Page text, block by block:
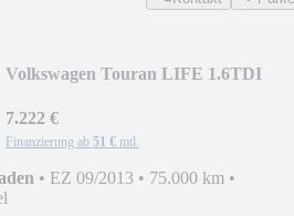
Volkswagen Touran LIFE 1.6TDI
7.222 €
Finanzierung ab 51 € mtl.
• EZ 09/2013 • 75.000 km •